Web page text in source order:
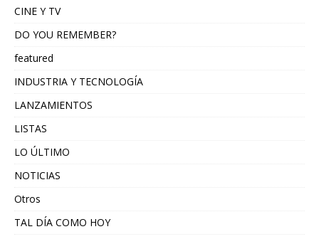
CINE Y TV
DO YOU REMEMBER?
featured
INDUSTRIA Y TECNOLOGÍA
LANZAMIENTOS
LISTAS
LO ÚLTIMO
NOTICIAS
Otros
TAL DÍA COMO HOY